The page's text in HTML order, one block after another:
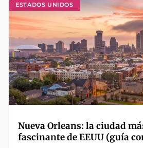
ESTADOS UNIDOS
Nueva Orleans: la ciudad
fascinante de EEUU (guía